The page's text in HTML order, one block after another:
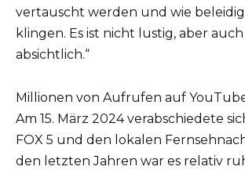
vertauscht werden und wie
klingen. Es ist nicht lustig, aber
absichtlich.“
Millionen von Aufrufen auf
Am 15. März 2024 verabschiedete
FOX 5 und den lokalen
den letzten Jahren war es relativ